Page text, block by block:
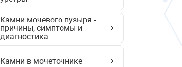
Камни мочевого пузыря -
причины, симптомы и
диагностика
Камни в мочеточнике